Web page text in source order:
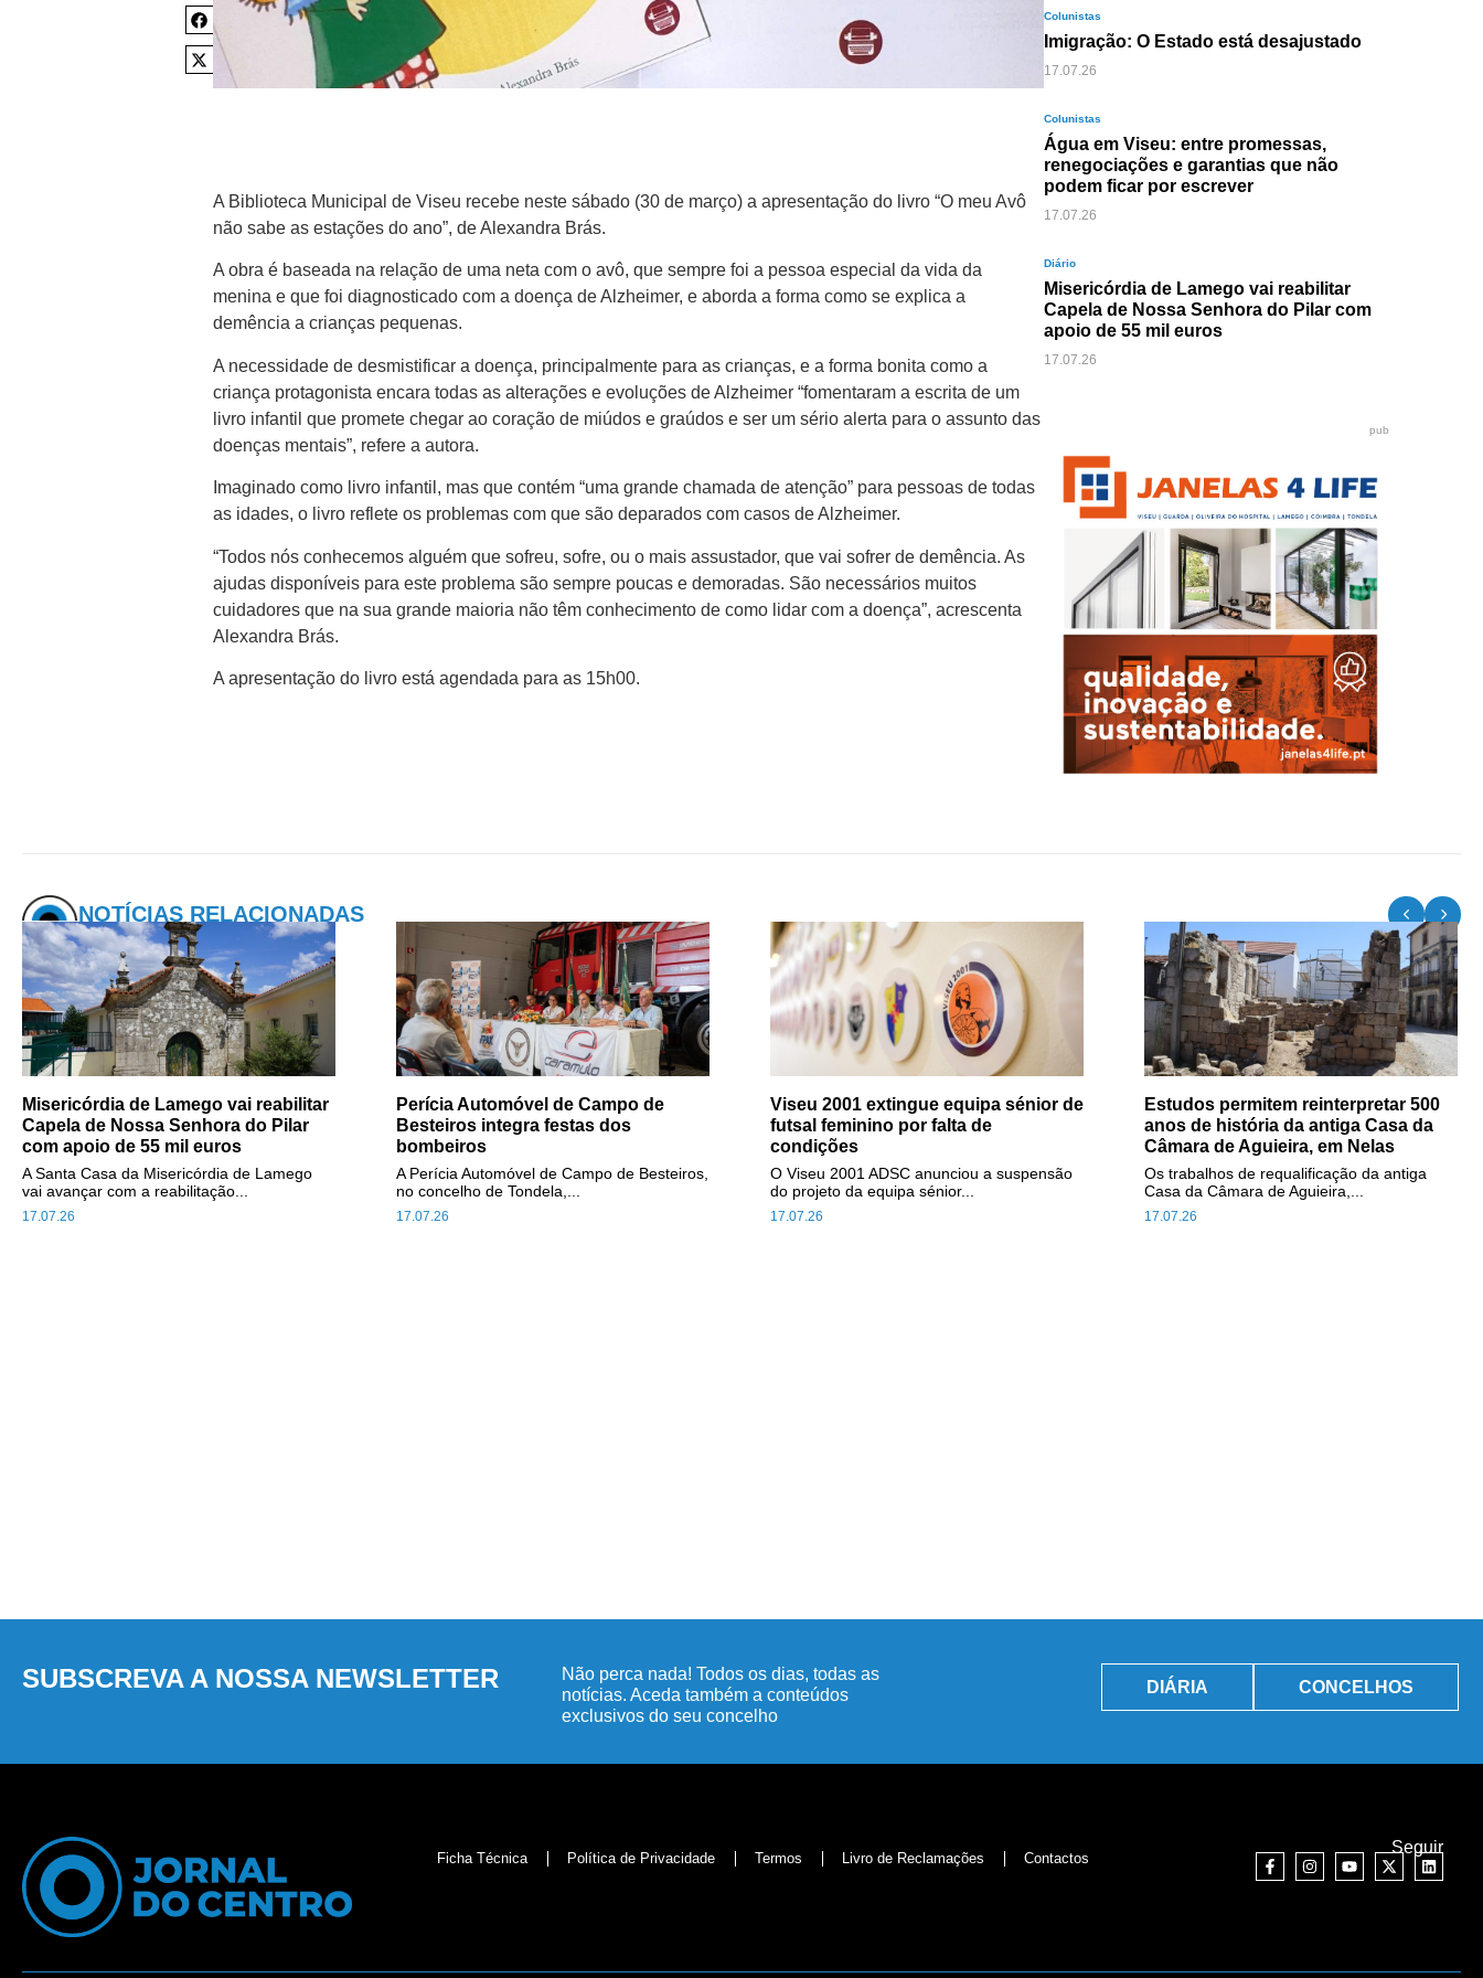
A Biblioteca Municipal de Viseu recebe neste sábado (30 de março) a apresentação do livro “O meu Avô
não sabe as estações do ano”, de Alexandra Brás.
A obra é baseada na relação de uma neta com o avô, que sempre foi a pessoa especial da vida da
menina e que foi diagnosticado com a doença de Alzheimer, e aborda a forma como se explica a
demência a crianças pequenas.
A necessidade de desmistificar a doença, principalmente para as crianças, e a forma bonita como a
criança protagonista encara todas as alterações e evoluções de Alzheimer “fomentaram a escrita de um
livro infantil que promete chegar ao coração de miúdos e graúdos e ser um sério alerta para o assunto das
doenças mentais”, refere a autora.
Imaginado como livro infantil, mas que contém “uma grande chamada de atenção” para pessoas de todas
as idades, o livro reflete os problemas com que são deparados com casos de Alzheimer.
“Todos nós conhecemos alguém que sofreu, sofre, ou o mais assustador, que vai sofrer de demência. As
ajudas disponíveis para este problema são sempre poucas e demoradas. São necessários muitos
cuidadores que na sua grande maioria não têm conhecimento de como lidar com a doença”, acrescenta
Alexandra Brás.
A apresentação do livro está agendada para as 15h00.
Colunistas
Imigração: O Estado está desajustado
17.07.26
Colunistas
Água em Viseu: entre promessas,
renegociações e garantias que não
podem ficar por escrever
17.07.26
Diário
Misericórdia de Lamego vai reabilitar
Capela de Nossa Senhora do Pilar com
apoio de 55 mil euros
17.07.26
pub
NOTÍCIAS RELACIONADAS
Misericórdia de Lamego vai reabilitar
Capela de Nossa Senhora do Pilar
com apoio de 55 mil euros
17.07.26
A Santa Casa da Misericórdia de Lamego
vai avançar com a reabilitação...
Perícia Automóvel de Campo de
Besteiros integra festas dos
bombeiros
17.07.26
A Perícia Automóvel de Campo de Besteiros,
no concelho de Tondela,...
Viseu 2001 extingue equipa sénior de
futsal feminino por falta de
condições
17.07.26
O Viseu 2001 ADSC anunciou a suspensão
do projeto da equipa sénior...
Estudos permitem reinterpretar 500
anos de história da antiga Casa da
Câmara de Aguieira, em Nelas
17.07.26
Os trabalhos de requalificação da antiga
Casa da Câmara de Aguieira,...
SUBSCREVA A NOSSA NEWSLETTER
Não perca nada! Todos os dias, todas as
notícias. Aceda também a conteúdos
exclusivos do seu concelho
DIÁRIA CONCELHOS
Ficha Técnica Política de Privacidade Termos Livro de Reclamações Contactos
Seguir